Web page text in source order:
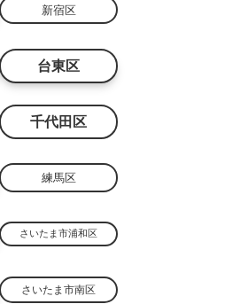
新宿区
台東区
千代田区
練馬区
さいたま市浦和区
さいたま市南区